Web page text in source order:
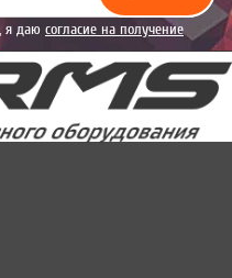
я даю согласие на получение
характера.